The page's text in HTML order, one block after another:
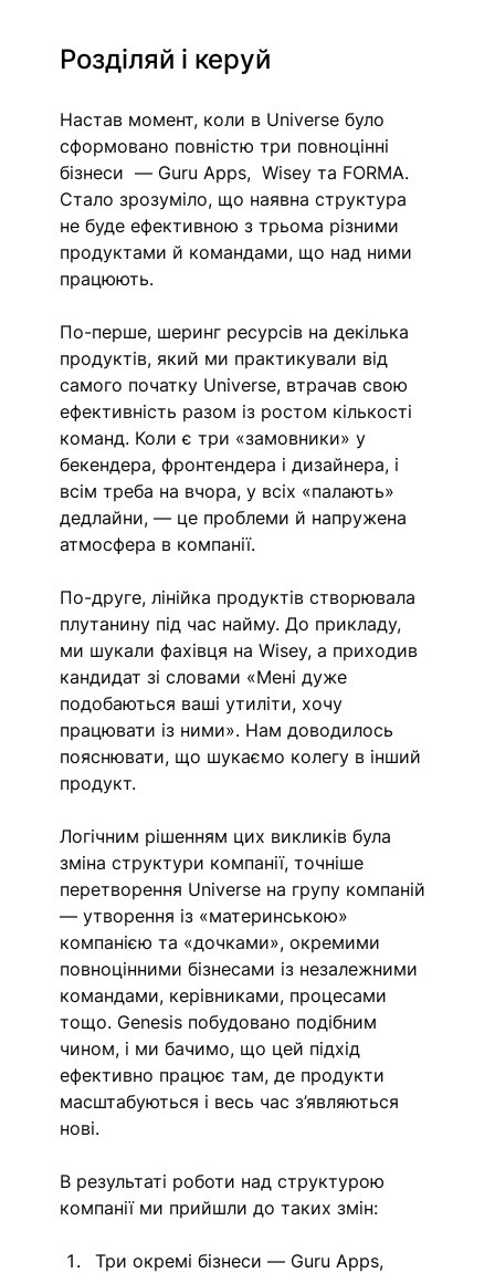
Розділяй і керуй
Настав момент, коли в Universe було
сформовано повністю три повноцінні
бізнеси  — Guru Apps,  Wisey та FORMA.
Стало зрозуміло, що наявна структура
не буде ефективною з трьома різними
продуктами й командами, що над ними
працюють.
По-перше, шеринг ресурсів на декілька
продуктів, який ми практикували від
самого початку Universe, втрачав свою
ефективність разом із ростом кількості
команд. Коли є три «замовники» у
бекендера, фронтендера і дизайнера, і
всім треба на вчора, у всіх «палають»
дедлайни, — це проблеми й напружена
атмосфера в компанії.
По-друге, лінійка продуктів створювала
плутанину під час найму. До прикладу,
ми шукали фахівця на Wisey, а приходив
кандидат зі словами «Мені дуже
подобаються ваші утиліти, хочу
працювати із ними». Нам доводилось
пояснювати, що шукаємо колегу в інший
продукт.
Логічним рішенням цих викликів була
зміна структури компанії, точніше
перетворення Universe на групу компаній
— утворення із «материнською»
компанією та «дочками», окремими
повноцінними бізнесами із незалежними
командами, керівниками, процесами
тощо. Genesis побудовано подібним
чином, і ми бачимо, що цей підхід
ефективно працює там, де продукти
масштабуються і весь час з’являються
нові.
В результаті роботи над структурою
компанії ми прийшли до таких змін:
Три окремі бізнеси — Guru Apps,